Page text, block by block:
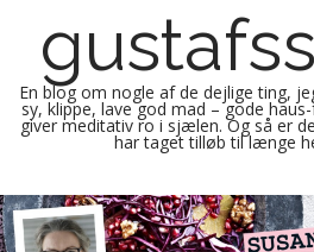
En blog om nogle af de dejlige ting,
sy, klippe, lave god mad – gode
giver meditativ ro i sjælen. Og så er
har taget tilløb til længe
M
a
k